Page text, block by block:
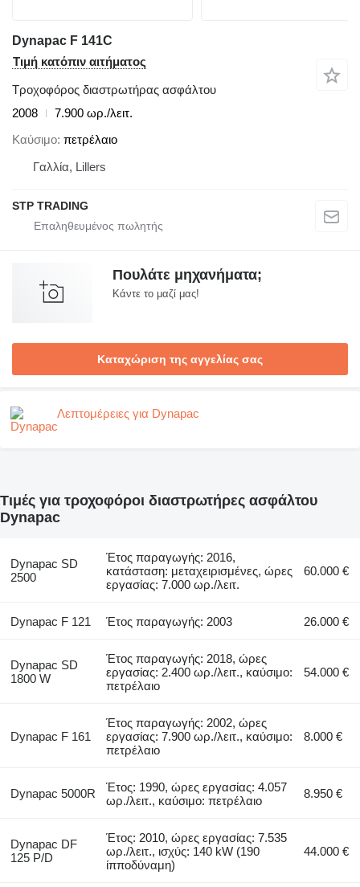
Dynapac F 141C
Τιμή κατόπιν αιτήματος
Τροχοφόρος διαστρωτήρας ασφάλτου
2008
7.900 ωρ./λειτ.
Καύσιμο πετρέλαιο
Γαλλία, Lillers
STP TRADING
Πουλάτε μηχανήματα;
Κάντε το μαζί μας!
Καταχώριση της αγγελίας σας
Λεπτομέρειες για Dynapac
Τιμές για τροχοφόροι διαστρωτήρες ασφάλτου
Dynapac
Dynapac SD
2500
Έτος παραγωγής: 2016,
κατάσταση: μεταχειρισμένες, ώρες
εργασίας: 7.000 ωρ./λειτ.
60.000 €
Dynapac F 121 Έτος παραγωγής: 2003 26.000 €
Dynapac SD
1800 W
Έτος παραγωγής: 2018, ώρες
εργασίας: 2.400 ωρ./λειτ., καύσιμο:
πετρέλαιο
54.000 €
Dynapac F 161
Έτος παραγωγής: 2002, ώρες
εργασίας: 7.900 ωρ./λειτ., καύσιμο:
πετρέλαιο
8.000 €
Dynapac 5000R
Έτος: 1990, ώρες εργασίας: 4.057
ωρ./λειτ., καύσιμο: πετρέλαιο
8.950 €
Dynapac DF
125 P/D
Έτος: 2010, ώρες εργασίας: 7.535
ωρ./λειτ., ισχύς: 140 kW (190
ίπποδύναμη)
44.000 €